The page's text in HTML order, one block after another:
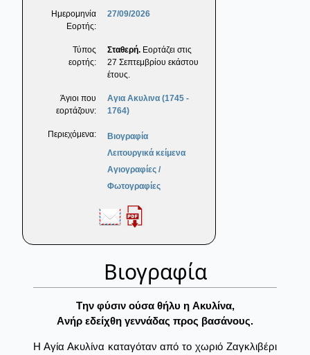
Ημερομηνία
Εορτής:
27/09/2026
Τύπος
εορτής:
Σταθερή. Εορτάζει στις
27 Σεπτεμβρίου εκάστου
έτους.
Άγιοι που
εορτάζουν:
Αγια Ακυλινα (1745 -
1764)
Περιεχόμενα:
Βιογραφία
Λειτουργικά κείμενα
Αγιογραφίες /
Φωτογραφίες
Βιογραφία
Tην φύσιν ούσα θήλυ η Aκυλίνα,
Aνήρ εδείχθη γεννάδας προς βασάνους.
Η Αγία Ακυλίνα καταγόταν από το χωριό Ζαγκλιβέρι